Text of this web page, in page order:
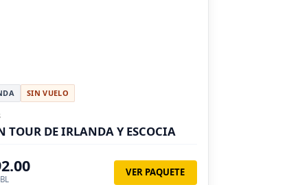
SIN VUELO
TOUR DE IRLANDA Y ESCOCIA
VER PAQUETE